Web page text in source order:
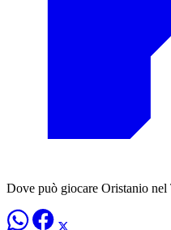
Dove può giocare Oristanio